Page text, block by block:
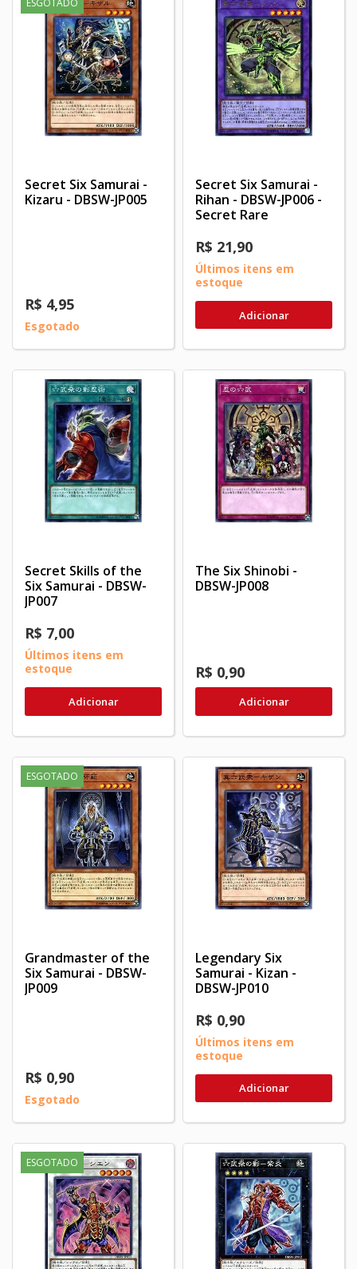
ESGOTADO
Secret Six Samurai -
Kizaru - DBSW-JP005
R$ 4,95
Esgotado
Secret Six Samurai -
Rihan - DBSW-JP006 -
Secret Rare
R$ 21,90
Últimos itens em
estoque
Adicionar
Secret Skills of the
Six Samurai - DBSW-
JP007
R$ 7,00
Últimos itens em
estoque
Adicionar
The Six Shinobi -
DBSW-JP008
R$ 0,90
Adicionar
ESGOTADO
Grandmaster of the
Six Samurai - DBSW-
JP009
R$ 0,90
Esgotado
Legendary Six
Samurai - Kizan -
DBSW-JP010
R$ 0,90
Últimos itens em
estoque
Adicionar
ESGOTADO